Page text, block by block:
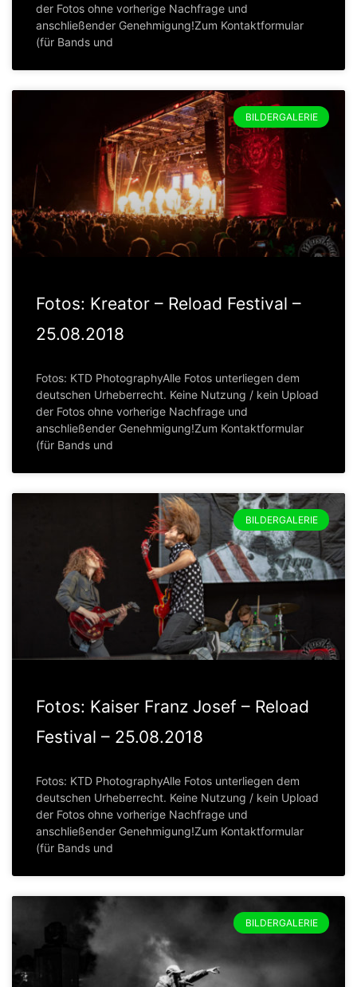
der Fotos ohne vorherige Nachfrage und
anschließender Genehmigung!Zum Kontaktformular
(für Bands und
BILDERGALERIE
Fotos: Kreator – Reload Festival –
25.08.2018
Fotos: KTD PhotographyAlle Fotos unterliegen dem
deutschen Urheberrecht. Keine Nutzung / kein Upload
der Fotos ohne vorherige Nachfrage und
anschließender Genehmigung!Zum Kontaktformular
(für Bands und
BILDERGALERIE
Fotos: Kaiser Franz Josef – Reload
Festival – 25.08.2018
Fotos: KTD PhotographyAlle Fotos unterliegen dem
deutschen Urheberrecht. Keine Nutzung / kein Upload
der Fotos ohne vorherige Nachfrage und
anschließender Genehmigung!Zum Kontaktformular
(für Bands und
BILDERGALERIE